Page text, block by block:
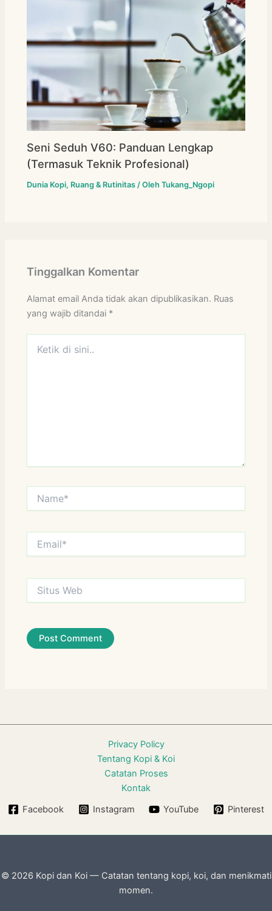
Seni Seduh V60: Panduan Lengkap
(Termasuk Teknik Profesional)
Dunia Kopi, Ruang & Rutinitas / OlehTukang_Ngopi
Tinggalkan Komentar
Alamat email Anda tidak akan dipublikasikan. Ruas
yang wajib ditandai *
Web
Privacy Policy
Tentang Kopi & Koi
Catatan Proses
Kontak
Facebook
Instagram YouTube Pinterest
© 2026 Kopi dan Koi — Catatan tentang kopi, koi, dan menikmati
momen.